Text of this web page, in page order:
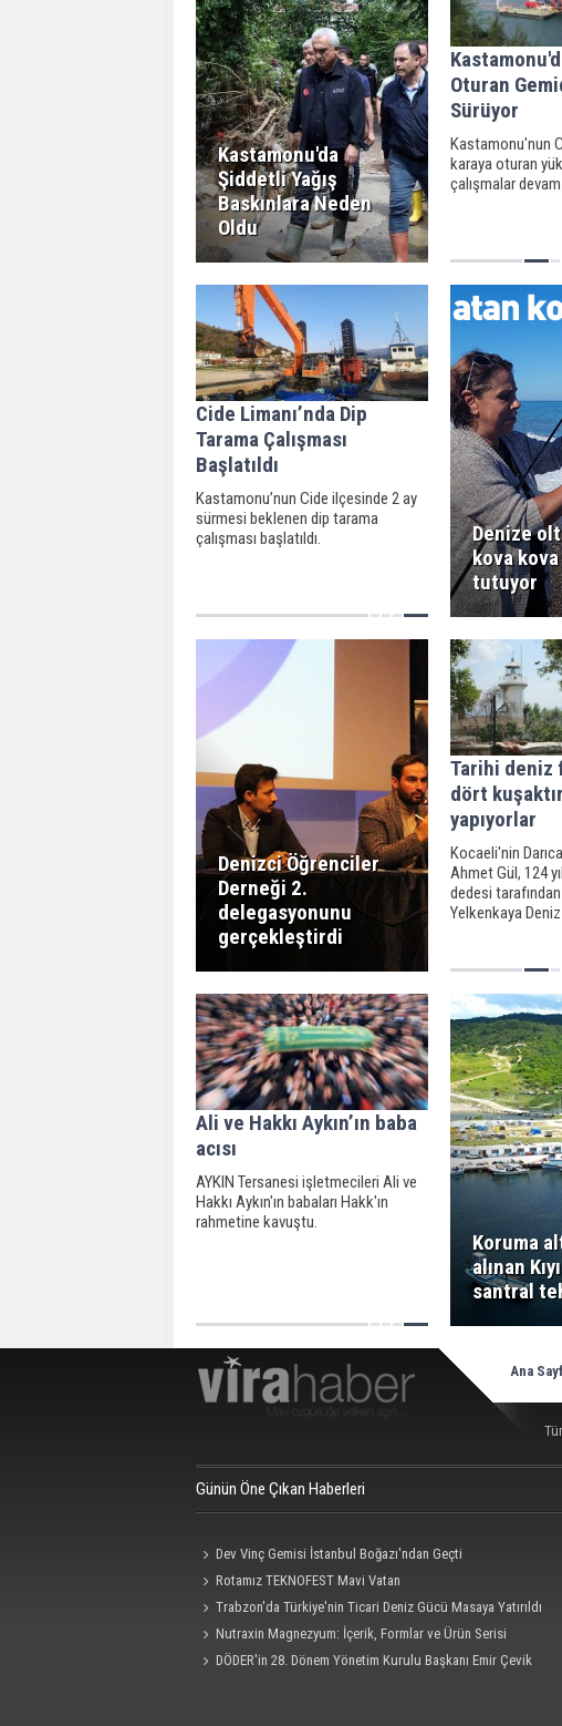
Kastamonu'da
Şiddetli Yağış
Baskınlara Neden
Oldu
Oturan
Sürüyor
Kastamonu'nun
karaya oturan
çalışmalar
Cide Limanı’nda Dip
Tarama Çalışması
Başlatıldı
Kastamonu’nun Cide ilçesinde 2 ay
sürmesi beklenen dip tarama
çalışması başlatıldı.
Denize
kova kova
tutuyor
Denizci Öğrenciler
Derneği 2.
delegasyonunu
gerçekleştirdi
Tarihi deniz
dört
yapıyorlar
Kocaeli'nin
Ahmet Gül, 124
dedesi tarafından
Yelkenkaya
Ali ve Hakkı Aykın’ın baba
acısı
AYKIN Tersanesi işletmecileri Ali ve
Hakkı Aykın'ın babaları Hakk'ın
rahmetine kavuştu.
Koruma
alınan
santral
Ana
Günün Öne Çıkan Haberleri
Dev Vinç Gemisi İstanbul Boğazı'ndan Geçti
Rotamız TEKNOFEST Mavi Vatan
Trabzon'da Türkiye'nin Ticari Deniz Gücü Masaya Yatırıldı
Nutraxin Magnezyum: İçerik, Formlar ve Ürün Serisi
Rehberi
DÖDER'in 28. Dönem Yönetim Kurulu Başkanı Emir Çevik